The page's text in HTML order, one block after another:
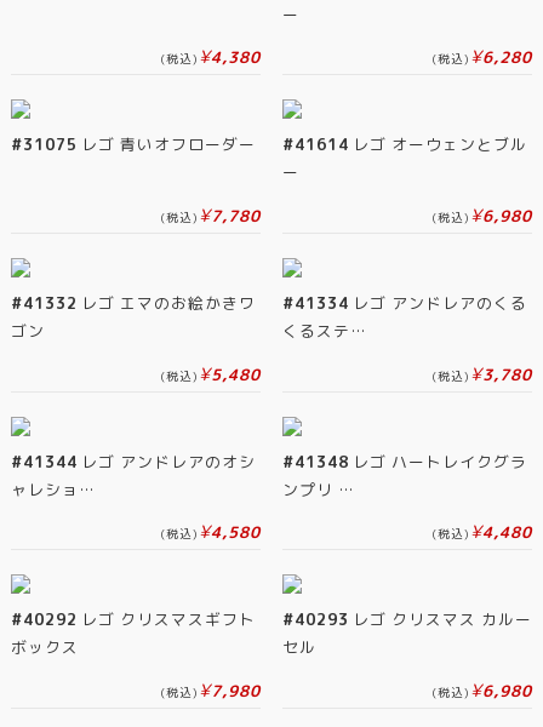
(税込) ¥4,380
ー
(税込) ¥6,280
#31075 レゴ 青いオフローダー
(税込) ¥7,780
#41614 レゴ オーウェンとブル
ー
(税込) ¥6,980
#41332 レゴ エマのお絵かきワ
ゴン
(税込) ¥5,480
#41334 レゴ アンドレアのくる
くるステ…
(税込) ¥3,780
#41344 レゴ アンドレアのオシ
ャレショ…
(税込) ¥4,580
#41348 レゴ ハートレイクグラ
ンプリ …
(税込) ¥4,480
#40292 レゴ クリスマスギフト
ボックス
(税込) ¥7,980
#40293 レゴ クリスマス カルー
セル
(税込) ¥6,980